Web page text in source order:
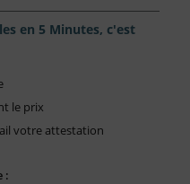
en 5 Minutes, c'est
le prix
votre attestation
: